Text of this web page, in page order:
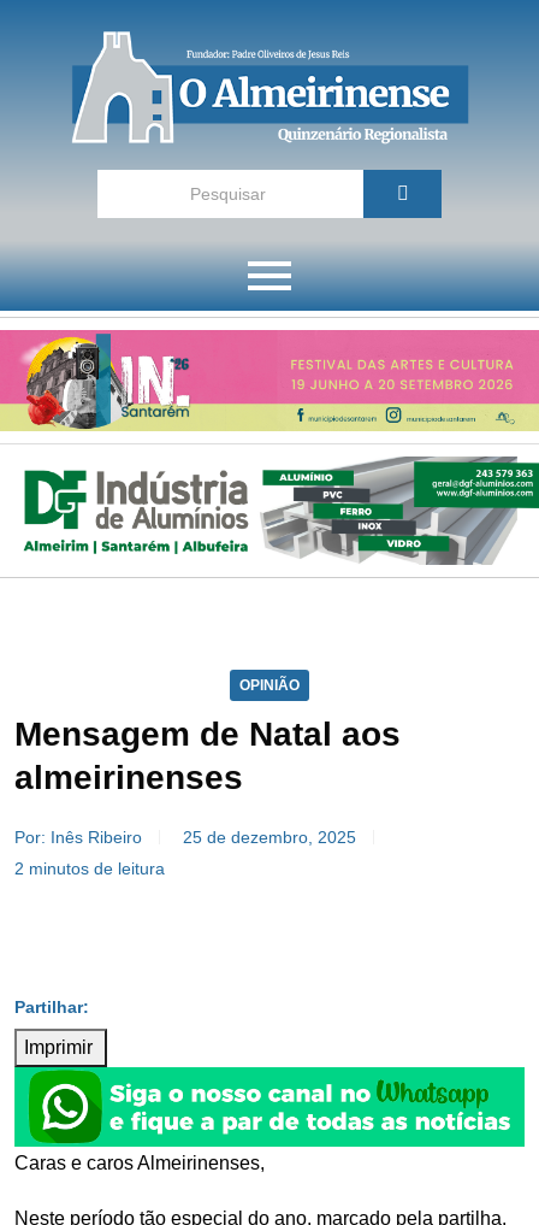
OPINIÃO
Mensagem de Natal aos
almeirinenses
Por: Inês Ribeiro
25 de dezembro, 2025
2 minutos de leitura
Imprimir
Caras e caros Almeirinenses,
Neste período tão especial do ano, marcado pela partilha,